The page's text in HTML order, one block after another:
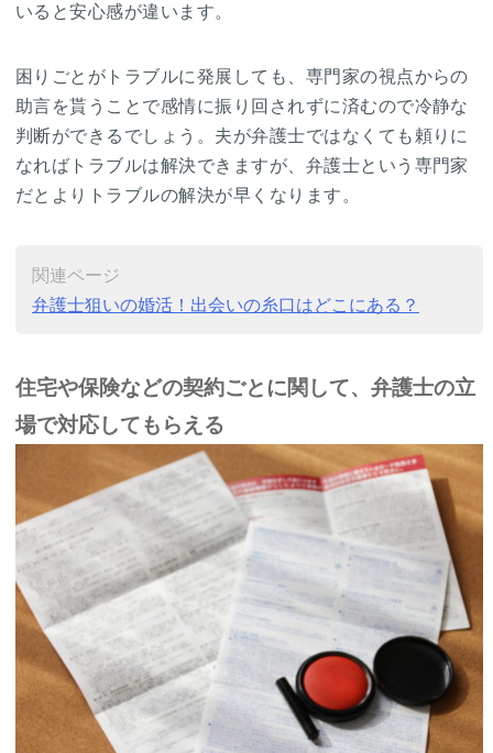
いると安心感が違います。
困りごとがトラブルに発展しても、専門家の視点からの
助言を貰うことで感情に振り回されずに済むので冷静な
判断ができるでしょう。夫が弁護士ではなくても頼りに
なればトラブルは解決できますが、弁護士という専門家
だとよりトラブルの解決が早くなります。
関連ページ
弁護士狙いの婚活！出会いの糸口はどこにある？
住宅や保険などの契約ごとに関して、弁護士の立
場で対応してもらえる